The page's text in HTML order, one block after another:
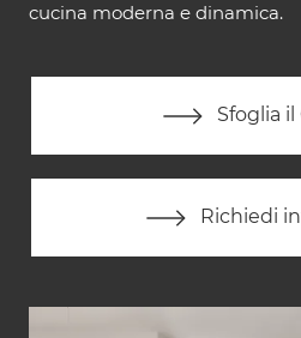
cucina moderna e dinamica.
Sfoglia
Richiedi